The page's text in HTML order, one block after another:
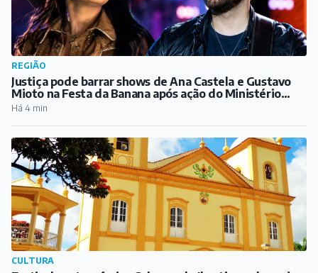
REGIÃO
Justiça pode barrar shows de Ana Castela e Gustavo
Mioto na Festa da Banana após ação do Ministério
Público
Há 4 min
CULTURA